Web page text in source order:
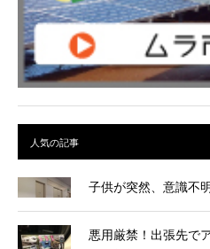
子供が突然、意識不
悪用厳禁！出張先で